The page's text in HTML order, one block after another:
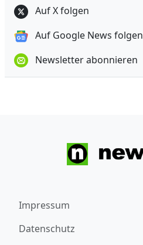
Auf X folgen
Auf Google News folgen
Newsletter abonnieren
Impressum
Datenschutz